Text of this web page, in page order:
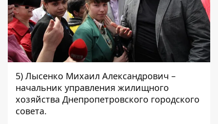
5) Лысенко Михаил Александрович –
начальник управления жилищного
хозяйства Днепропетровского городского
совета.